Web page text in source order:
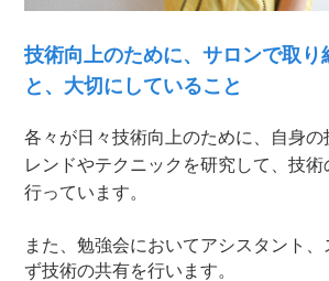
技術向上のために、サロンで取り
と、大切にしていること
各々が日々技術向上のために、自身の
レンドやテクニックを研究して、技
行っています。
また、勉強会においてアシスタント
ず技術の共有を行います。